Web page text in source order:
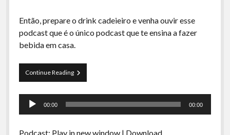
Então, prepare o drink cadeieiro e venha ouvir esse
podcast que é o único podcast que te ensina a fazer
bebida em casa.
Continue ReadingLa
Siesta
Finale
Tocador
00:00 00:00
Podcast: Play in new window| Download